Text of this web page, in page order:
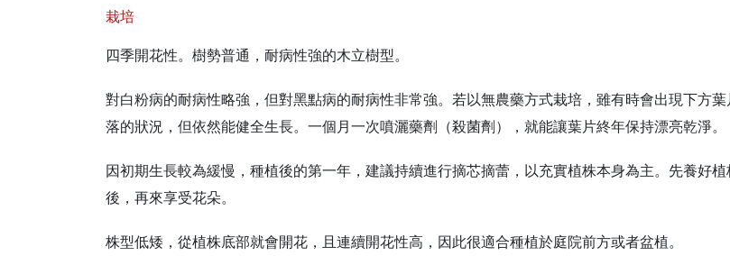
栽培
四季開花性。樹勢普通，耐病性強的木立樹型。
對白粉病的耐病性略強，但對黑點病的耐病性非常強。若以無農藥方式栽培，雖有時會出現下方葉
落的狀況，但依然能健全生長。一個月一次噴灑藥劑（殺菌劑），就能讓葉片終年保持漂亮乾淨。
因初期生長較為緩慢，種植後的第一年，建議持續進行摘芯摘蕾，以充實植株本身為主。先養好植
後，再來享受花朵。
株型低矮，從植株底部就會開花，且連續開花性高，因此很適合種植於庭院前方或者盆植。